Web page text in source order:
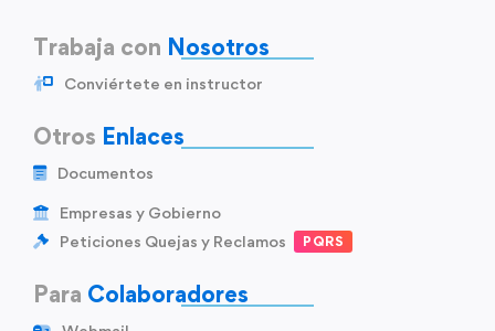
Trabaja con Nosotros
Conviértete en instructor
Otros Enlaces
Documentos
Empresas y Gobierno
Peticiones Quejas y Reclamos
PQRS
Para Colaboradores